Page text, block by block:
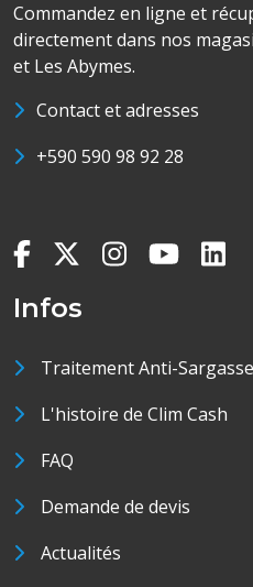
Commandez en ligne et
directement dans nos
et Les Abymes.
Contact et adresses
+590 590 98 92 28
Infos
Traitement Anti-
L'histoire de Clim Cash
FAQ
Demande de devis
Actualités